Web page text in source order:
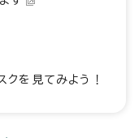
クを見てみよう！